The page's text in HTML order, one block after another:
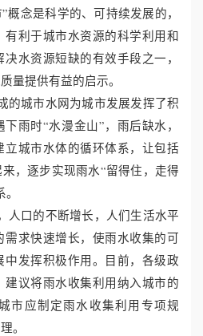
概念是科学的、可持续发展的，
利于城市水资源的科学利用和
水资源短缺的有效手段之一，
量提供有益的启示。
的城市水网为城市发展发挥了积
雨时“水漫金山”，雨后缺水，
城市水体的循环体系，让包括
，逐步实现雨水“留得住，走得
人口的不断增长，人们生活水平
求快速增长，使雨水收集的可
发挥积极作用。目前，各级政
议将雨水收集利用纳入城市的
市应制定雨水收集利用专项规
。